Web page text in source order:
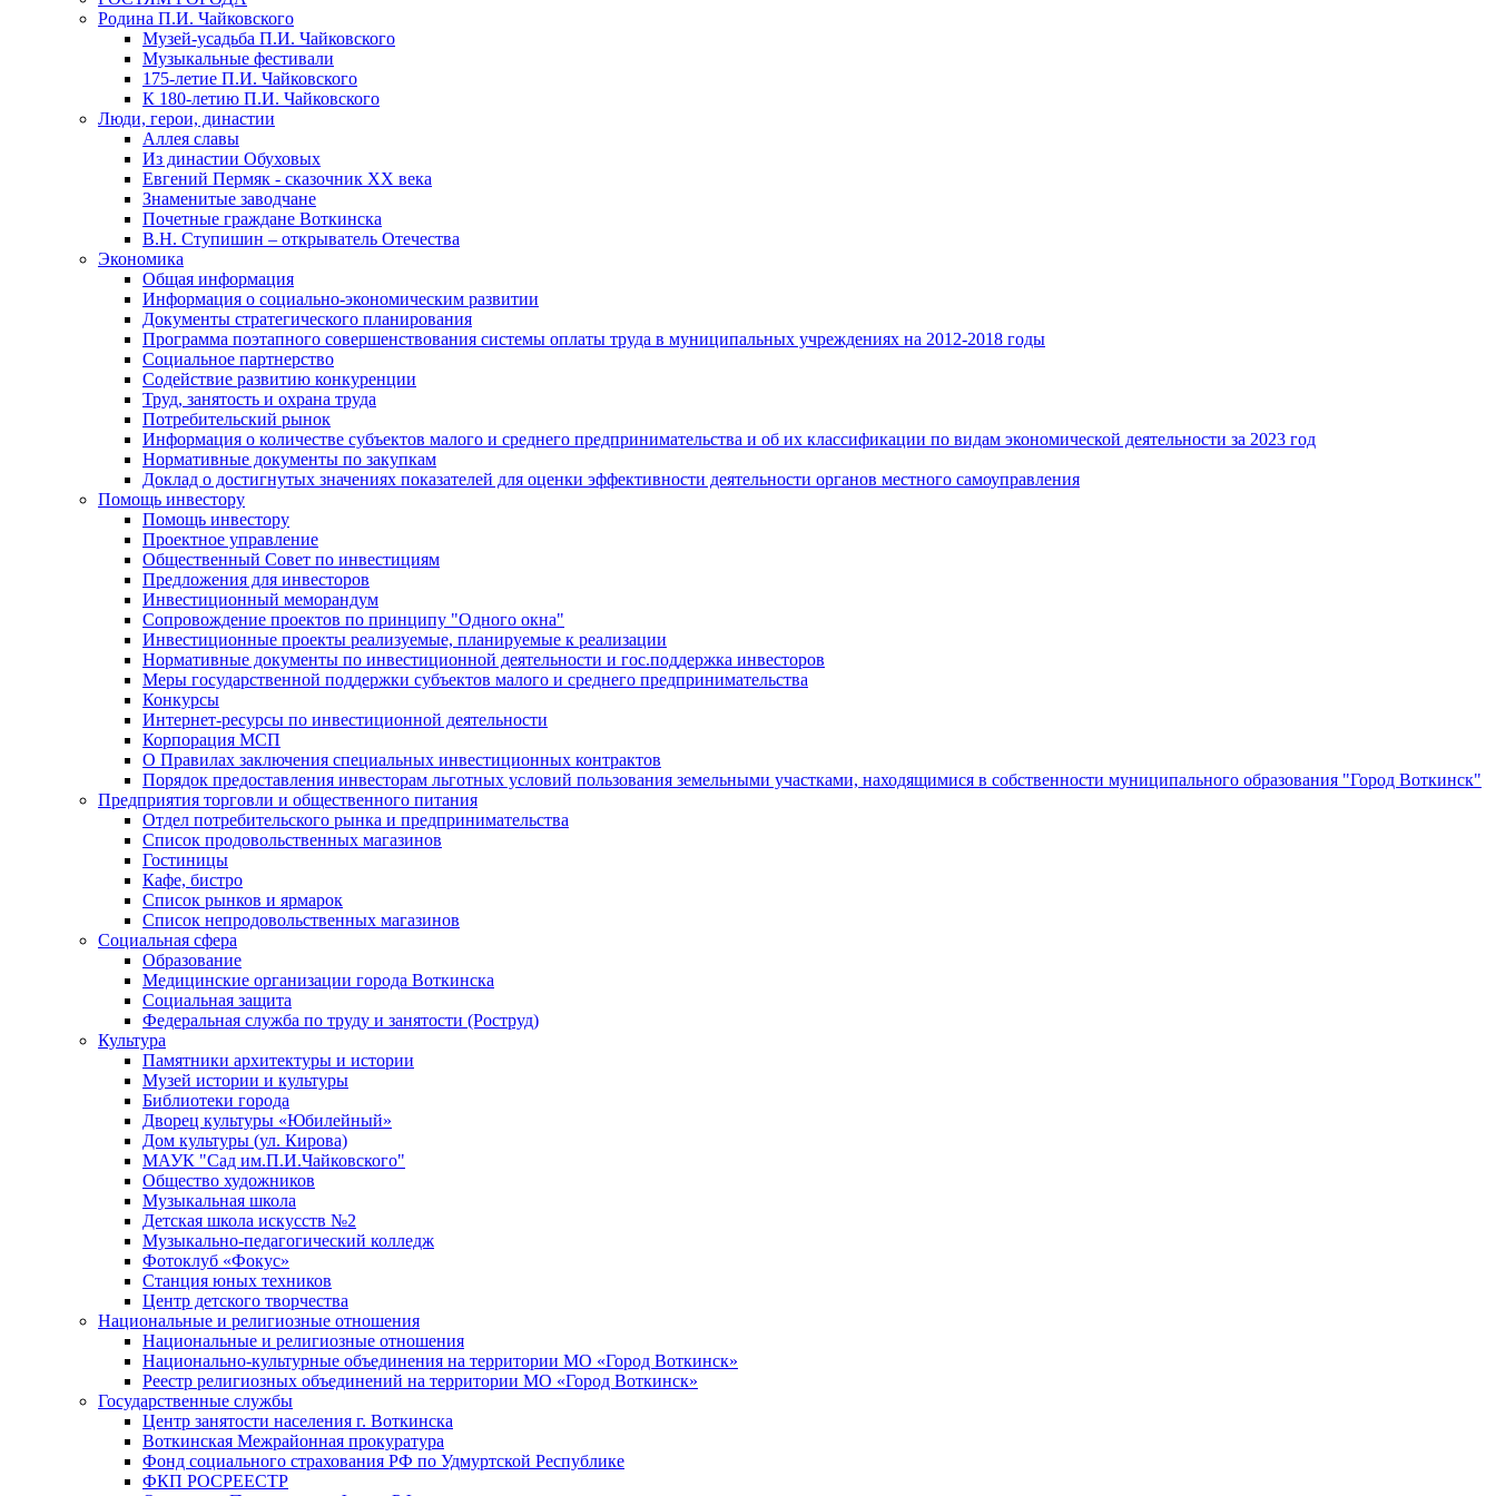
Родина П.И. Чайковского
Музей-усадьба П.И. Чайковского
Музыкальные фестивали
175-летие П.И. Чайковского
К 180-летию П.И. Чайковского
Люди, герои, династии
Аллея славы
Из династии Обуховых
Евгений Пермяк - сказочник XX века
Знаменитые заводчане
Почетные граждане Воткинска
В.Н. Ступишин – открыватель Отечества
Экономика
Общая информация
Информация о социально-экономическим развитии
Документы стратегического планирования
Программа поэтапного совершенствования системы оплаты труда в муниципальных учреждениях на 2012-2018 годы
Социальное партнерство
Содействие развитию конкуренции
Труд, занятость и охрана труда
Потребительский рынок
Информация о количестве субъектов малого и среднего предпринимательства и об их классификации по видам экономической деятельности за 2023 год
Нормативные документы по закупкам
Доклад о достигнутых значениях показателей для оценки эффективности деятельности органов местного самоуправления
Помощь инвестору
Помощь инвестору
Проектное управление
Общественный Совет по инвестициям
Предложения для инвесторов
Инвестиционный меморандум
Сопровождение проектов по принципу "Oдного окна"
Инвестиционные проекты реализуемые, планируемые к реализации
Нормативные документы по инвестиционной деятельности и гос.поддержка инвесторов
Меры государственной поддержки субъектов малого и среднего предпринимательства
Конкурсы
Интернет-ресурсы по инвестиционной деятельности
Корпорация МСП
О Правилах заключения специальных инвестиционных контрактов
Порядок предоставления инвесторам льготных условий пользования земельными участками, находящимися в собственности муниципального образования "Город Воткинск"
Предприятия торговли и общественного питания
Отдел потребительского рынка и предпринимательства
Список продовольственных магазинов
Гостиницы
Кафе, бистро
Cписок рынков и ярмарок
Список непродовольственных магазинов
Социальная сфера
Образование
Медицинские организации города Воткинска
Социальная защита
Федеральная служба по труду и занятости (Роструд)
Культура
Памятники архитектуры и истории
Музей истории и культуры
Библиотеки города
Дворец культуры «Юбилейный»
Дом культуры (ул. Кирова)
МАУК "Сад им.П.И.Чайковского"
Общество художников
Музыкальная школа
Детская школа искусств №2
Музыкально-педагогический колледж
Фотоклуб «Фокус»
Станция юных техников
Центр детского творчества
Национальные и религиозные отношения
Национальные и религиозные отношения
Национально-культурные объединения на территории МО «Город Воткинск»
Реестр религиозных объединений на территории МО «Город Воткинск»
Государственные службы
Центр занятости населения г. Воткинска
Воткинская Межрайонная прокуратура
Фонд социального страхования РФ по Удмуртской Республике
ФКП РОСРЕЕСТР